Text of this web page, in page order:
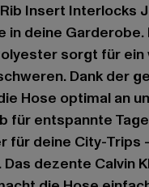
Insert Interlocks
in deine Garderobe.
sorgt für
Dank der
Hose optimal an
für entspannte
für deine City-Trips
dezente Calvin